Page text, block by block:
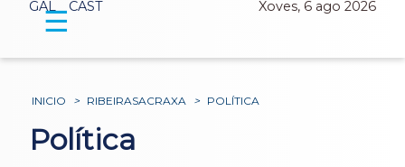
GAL CAST Xoves, 6 ago 2026
☰
INICIO > RIBEIRASACRAXA > POLÍTICA
Política